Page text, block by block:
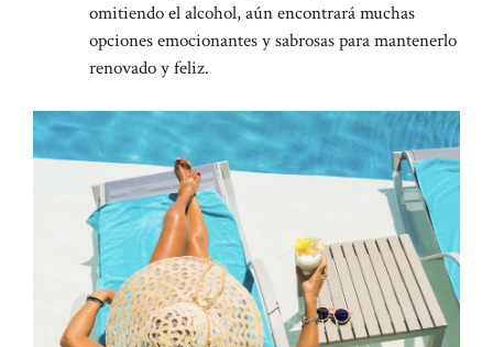
omitiendo el alcohol, aún encontrará muchas
opciones emocionantes y sabrosas para mantenerlo
renovado y feliz.